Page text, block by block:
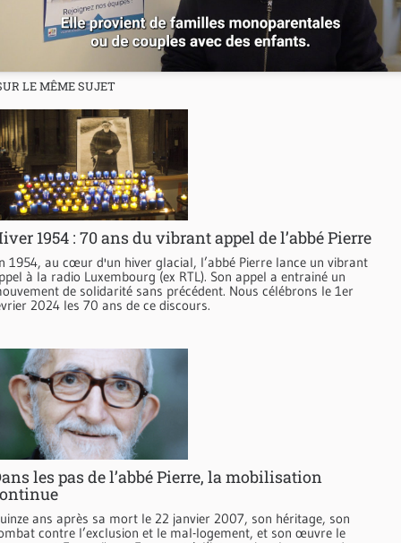
LE MÊME SUJET
1954 : 70 ans du vibrant appel de l’abbé Pierre
1954, au cœur d'un hiver glacial, l’abbé Pierre lance un vibrant
à la radio Luxembourg (ex RTL). Son appel a entrainé un
de solidarité sans précédent. Nous célébrons le 1er
2024 les 70 ans de ce discours.
les pas de l’abbé Pierre, la mobilisation
ans après sa mort le 22 janvier 2007, son héritage, son
contre l’exclusion et le mal-logement, et son œuvre le